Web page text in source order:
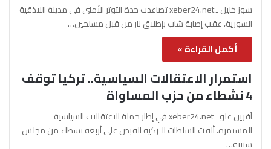
سوز خليل ـ xeber24.net تصاعدت حدة التوتر الأمني في مدينة اللاذقية
السورية، عقب إصابة شاب بإطلاق نار من قبل مسلحين…
أكمل القراءة »
استمرار الاعتقالات السياسية.. تركيا توقف
4 نشطاء من حزب المساواة
آفرين علو ـ xeber24.net في إطار حملة الاعتقالات السياسية
المستمرة، ألقت السلطات التركية القبض على أربعة نشطاء من مجلس
شبيبة…